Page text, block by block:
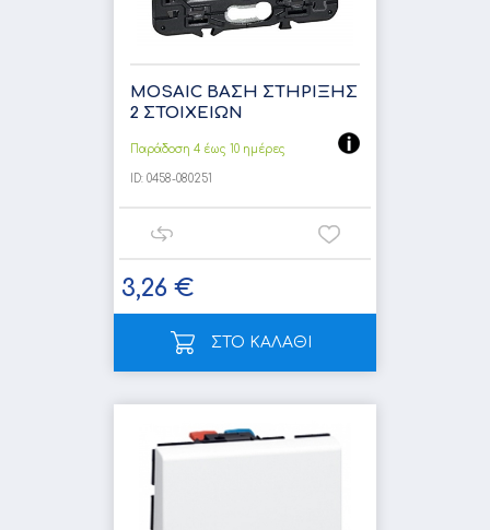
MOSAIC ΒΑΣΗ ΣΤΗΡΙΞΗΣ
2 ΣΤΟΙΧΕΙΩΝ
Παράδοση 4 έως 10 ημέρες
ID: 0458-080251
3,26 €
ΣΤΟ ΚΑΛΑΘΙ